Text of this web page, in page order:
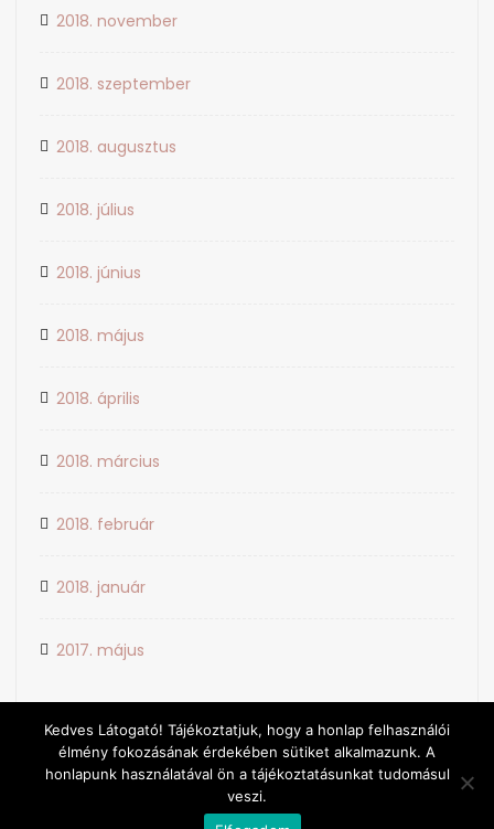
2018. november
2018. szeptember
2018. augusztus
2018. július
2018. június
2018. május
2018. április
2018. március
2018. február
2018. január
2017. május
Kedves Látogató! Tájékoztatjuk, hogy a honlap felhasználói
élmény fokozásának érdekében sütiket alkalmazunk. A
honlapunk használatával ön a tájékoztatásunkat tudomásul
veszi.